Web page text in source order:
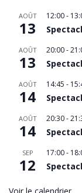
AOÛT
13
12:00-
AOÛT
13
20:00-
AOÛT
14
14:45 -
AOÛT
14
20:30-
SEP
12
17:00-